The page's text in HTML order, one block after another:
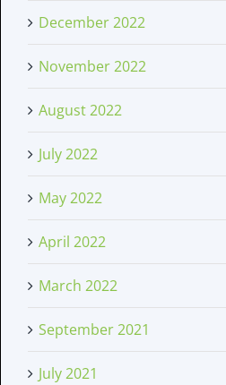
December 2022
November 2022
August 2022
July 2022
May 2022
April 2022
March 2022
September 2021
July 2021